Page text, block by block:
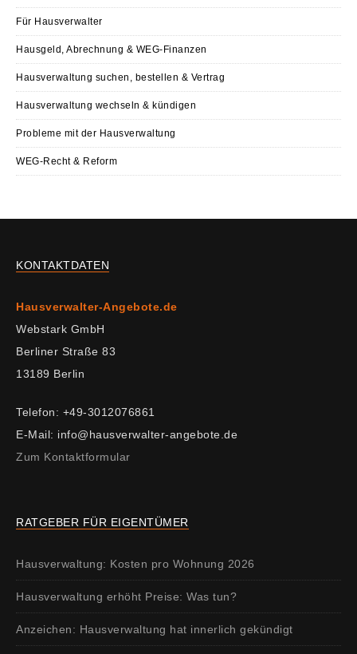
Für Hausverwalter
Hausgeld, Abrechnung & WEG-Finanzen
Hausverwaltung suchen, bestellen & Vertrag
Hausverwaltung wechseln & kündigen
Probleme mit der Hausverwaltung
WEG-Recht & Reform
KONTAKTDATEN
Hausverwalter-Angebote.de
Webstark GmbH
Berliner Straße 83
13189 Berlin
Telefon: +49-3012076861
E-Mail: info@hausverwalter-angebote.de
Zum Kontaktformular
RATGEBER FÜR EIGENTÜMER
Hausverwaltung: Kosten pro Wohnung 2026
Hausverwaltung erhöht Preise: Was tun?
Anzeichen: Hausverwaltung hat innerlich gekündigt